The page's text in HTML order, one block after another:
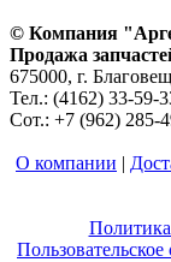
© Компания
Продажа
675000, г.
Тел.: (4162) 33-59-
Сот.: +7 (962) 285-
О компании |